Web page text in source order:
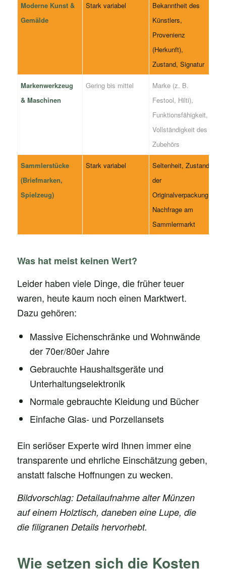
Moderne Kunst &
Gemälde
Stark variabel
Bekanntheit des
Künstlers,
Provenienz
(Herkunft),
Zustand, Signatur
Markenwerkzeug
& Maschinen
Gering bis mittel
Marke (z. B.
Festool, Hilti),
Funktionsfähigkeit,
Vollständigkeit des
Zubehörs
Sammlerstücke
(Briefmarken,
Spielzeug)
Stark variabel
Seltenheit, Zustand
der
Originalverpackung,
Nachfrage am
Sammlermarkt
Was hat meist keinen Wert?
Leider haben viele Dinge, die früher teuer
waren, heute kaum noch einen Marktwert.
Dazu gehören:
Massive Eichenschränke und Wohnwände
der 70er/80er Jahre
Gebrauchte Haushaltsgeräte und
Unterhaltungselektronik
Normale gebrauchte Kleidung und Bücher
Einfache Glas- und Porzellansets
Ein seriöser Experte wird Ihnen immer eine
transparente und ehrliche Einschätzung geben,
anstatt falsche Hoffnungen zu wecken.
Bildvorschlag: Detailaufnahme alter Münzen
auf einem Holztisch, daneben eine Lupe, die
die filigranen Details hervorhebt.
Wie setzen sich die Kosten